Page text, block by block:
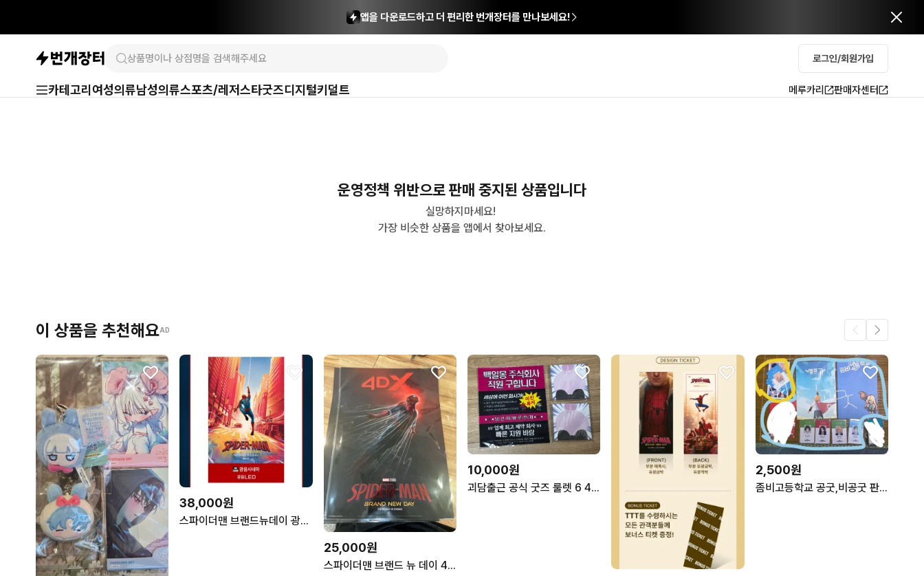
앱을 다운로드하고 더 편리한 번개장터를 만나보세요!
로그인/회원가입
카테고리 여성의류남성의류스포츠/레저스타굿즈디지털키덜트 메루카리 판매자센터
운영정책 위반으로 판매 중지된 상품입니다
실망하지마세요!
가장 비슷한 상품을 앱에서 찾아보세요.
이 상품을 추천해요AD
38,000원
스파이더맨 브랜드뉴데이 광음시네마 광음포스터
25,000원
스파이더맨 브랜드 뉴 데이 4dx 포스터 2장
10,000원
괴담출근 공식 굿즈 룰렛 6 4등 클리너 메모지
2,500원
좀비고등학교 공굿,비공굿 판매